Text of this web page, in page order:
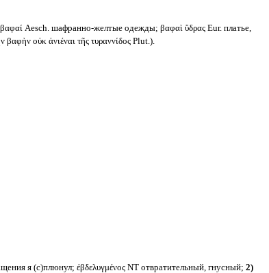
Aesch. шафранно-желтые одежды; βαφαὶ ὕδρας Eur. платье,
βαφὴν οὐκ ἀνιέναι τῆς τυραννίδος Plut.).
я (с)плюнул; ἐβδελυγμένος NT отвратительный, гнусный; 2)